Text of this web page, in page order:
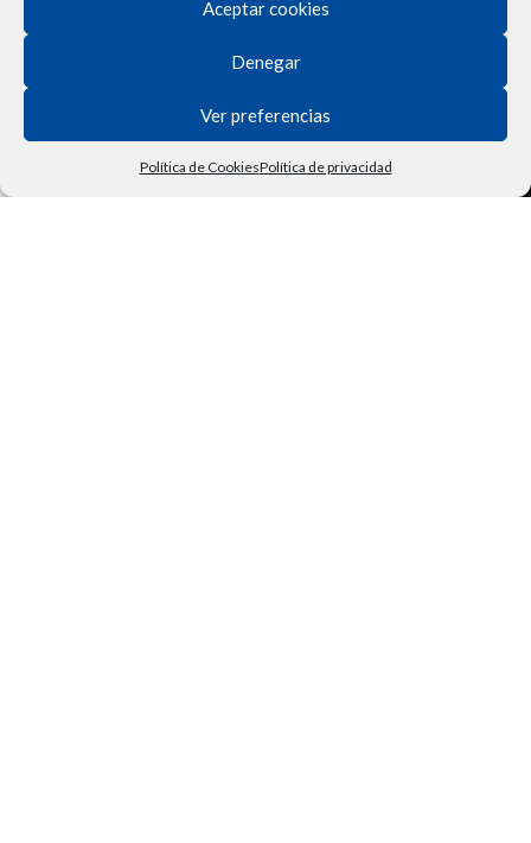
Aceptar cookies
Denegar
Ver preferencias
Política de CookiesPolítica de privacidad
Términos y Condiciones
Derecho de Desisitimiento
Política de Privacidad
CarritoMi cuentaVehículo